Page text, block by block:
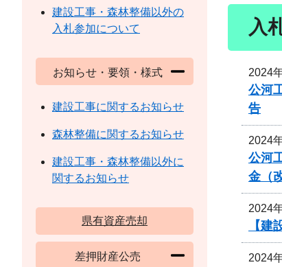
入
2024
公河
告
2024
公河
金（
2024
【
2024
建設工事・森林整備以外の
入札参加について
お知らせ・要領・様式
建設工事に関するお知らせ
森林整備に関するお知らせ
建設工事・森林整備以外に
関するお知らせ
県有資産売却
差押財産公売